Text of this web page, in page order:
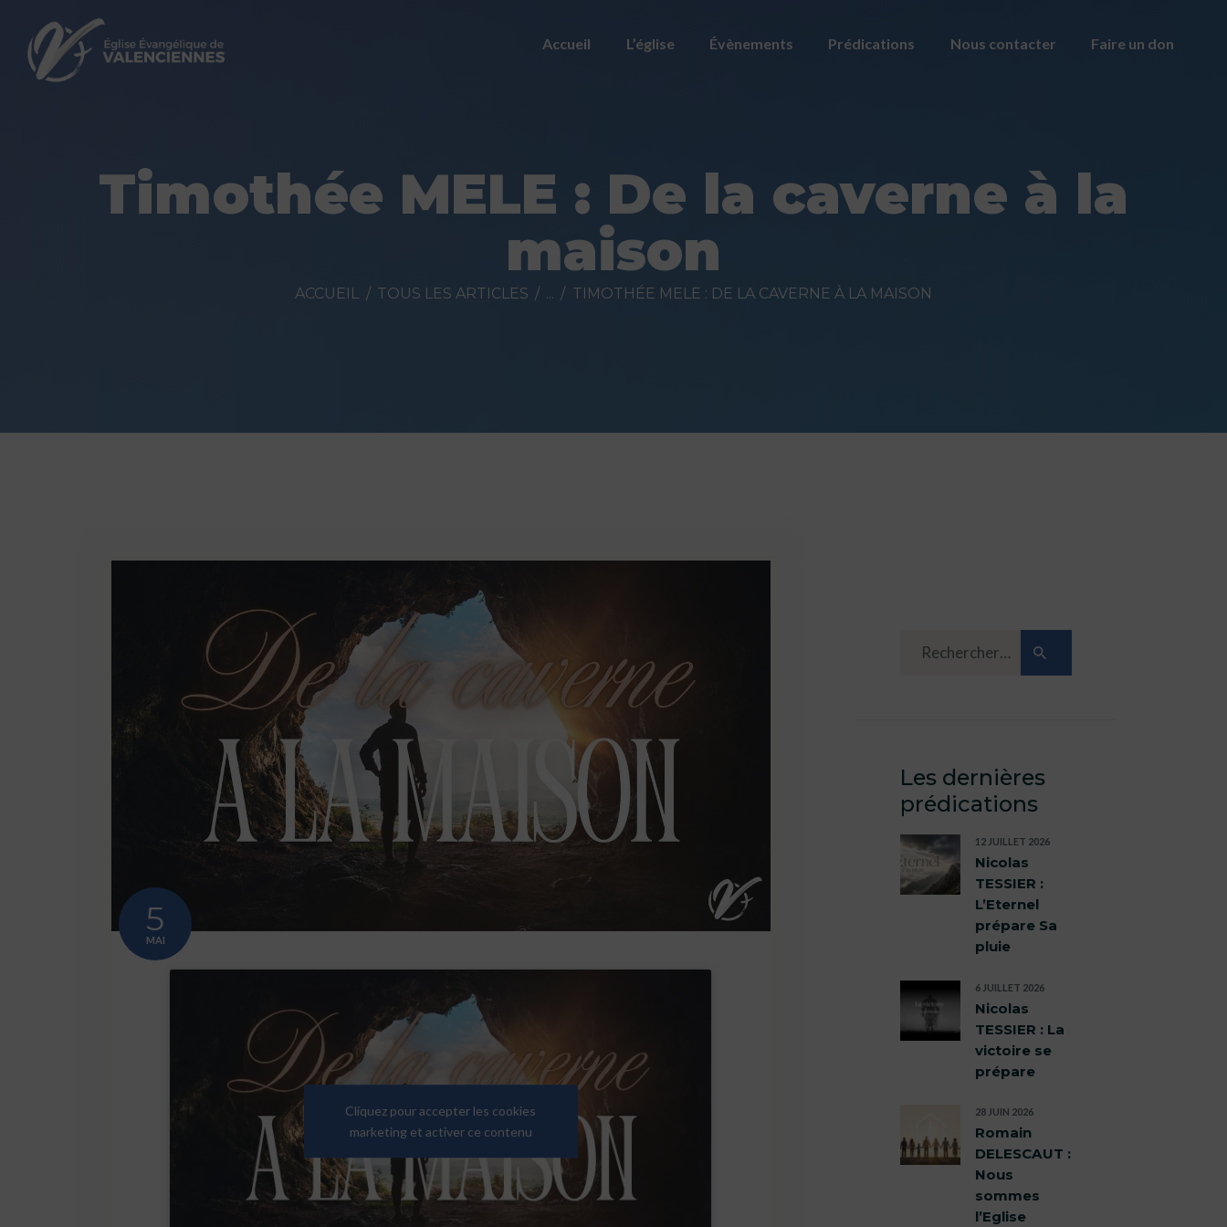
Accueil L’église Évènements Prédications Nous contacter Faire un don
Timothée MELE : De la caverne à la
maison
ACCUEIL TOUS LES ARTICLES ... TIMOTHÉE MELE : DE LA CAVERNE À LA MAISON
NOUS
CONTACTER
FAIRE UN DON
5
MAI
Cliquez pour accepter les cookies
marketing et activer ce contenu
Les dernières
prédications
Nicolas
TESSIER :
L’Eternel
prépare Sa
pluie
12 JUILLET 2026
Nicolas
TESSIER : La
victoire se
prépare
6 JUILLET 2026
Romain
DELESCAUT :
Nous
sommes
l’Eglise
28 JUIN 2026